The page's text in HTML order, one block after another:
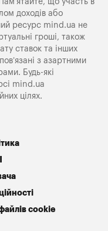
доходів або
ресурс mind.ua не
гроші, також
ставок та інших
з азартними
Будь-які
mind.ua
цілях.
cookie